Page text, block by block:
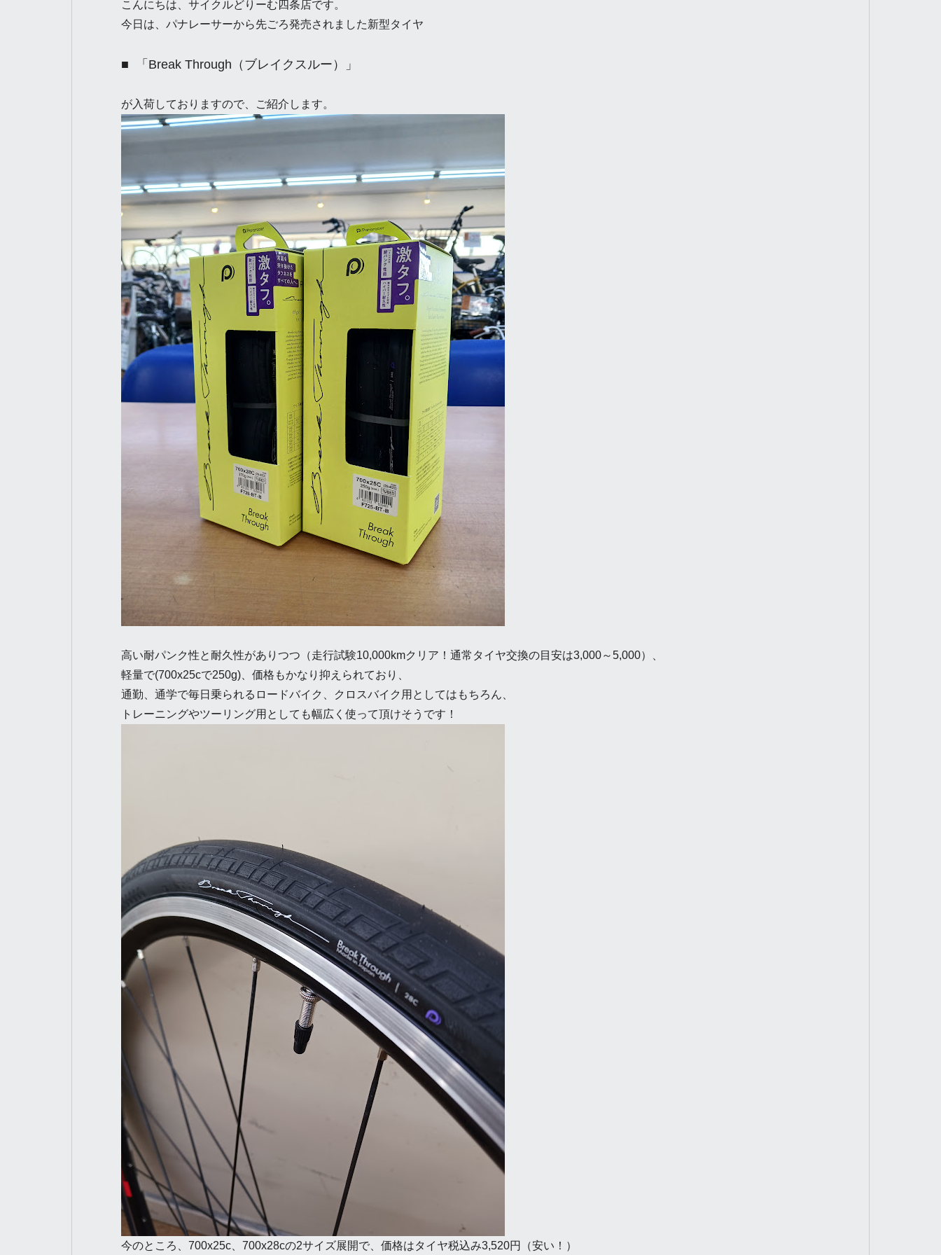
こんにちは、サイクルどりーむ四条店です。
今日は、パナレーサーから先ごろ発売されました新型タイヤ
「Break Through（ブレイクスルー）」
が入荷しておりますので、 ご紹介します。
高い耐パンク性と耐久性がありつつ（走行試験10,000kmクリア！通常タイヤ交換の目安は3,000～5,000）、
軽量で(700x25cで250g)、価格もかなり抑えられており、
通勤、通学で毎日乗られるロードバイク、クロスバイク用としてはもちろん、
トレーニングやツーリング用としても幅広く使って頂けそうです！
今のところ、700x25c、700x28cの2サイズ展開で、価格はタイヤ税込み3,520円（安い！）